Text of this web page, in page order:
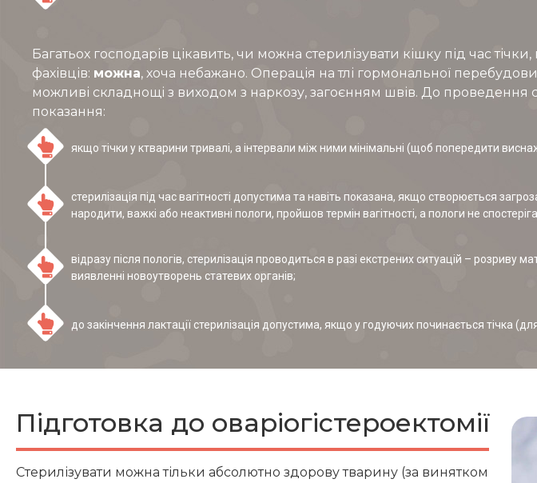
Багатьох господарів цікавить, чи можна стерилізувати кішку під час тічки,
фахівців: можна, хоча небажано. Операція на тлі гормональної
можливі складнощі з виходом з наркозу, загоєнням швів. До проведення
показання:
якщо тічки у ктварини тривалі, а інтервали між ними мінімальні (щоб попередити
стерилізація під час вагітності допустима та навіть показана, якщо створюється
народити, важкі або неактивні пологи, пройшов термін вагітності, а пологи не
відразу після пологів, стерилізація проводиться в разі екстрених ситуацій – розриву
виявленні новоутворень статевих органів;
до закінчення лактації стерилізація допустима, якщо у годуючих починається тічка
Підготовка до оваріогістероектомії
Стерилізувати можна тільки абсолютно здорову тварину (за винятком